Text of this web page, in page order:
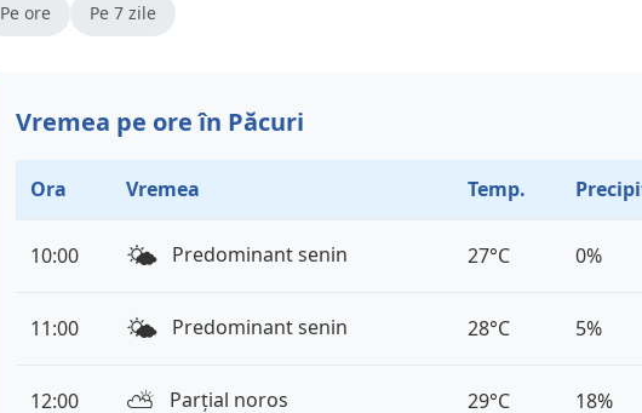
Pe ore Pe 7 zile
Vremea pe ore în Păcuri
Ora Vremea Temp.
10:00 🌤️ Predominant senin 27°C 0%
11:00 🌤️ Predominant senin 28°C 5%
12:00 ⛅️ Parțial noros 29°C 18%